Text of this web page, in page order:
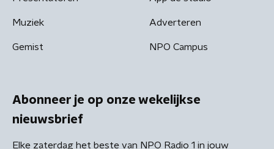
Muziek
Gemist
Adverteren
NPO Campus
Abonneer je op onze wekelijkse
nieuwsbrief
Elke zaterdag het beste van NPO Radio 1 in jouw